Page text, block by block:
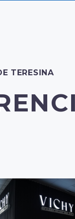
TERESINA